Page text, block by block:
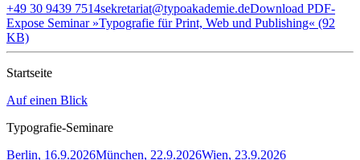
+49 30 9439 7514sekretariat@typoakademie.deDownload PDF-
Expose Seminar »Typografie für Print, Web und Publishing« (92
KB)
Startseite
Auf einen Blick
Typografie-Seminare
Berlin, 16.9.2026München, 22.9.2026Wien, 23.9.2026